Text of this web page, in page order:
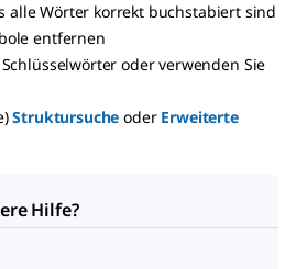
alle Wörter korrekt buchstabiert sind
entfernen
oder verwenden Sie
Struktursuche oder Erweiterte
Hilfe?